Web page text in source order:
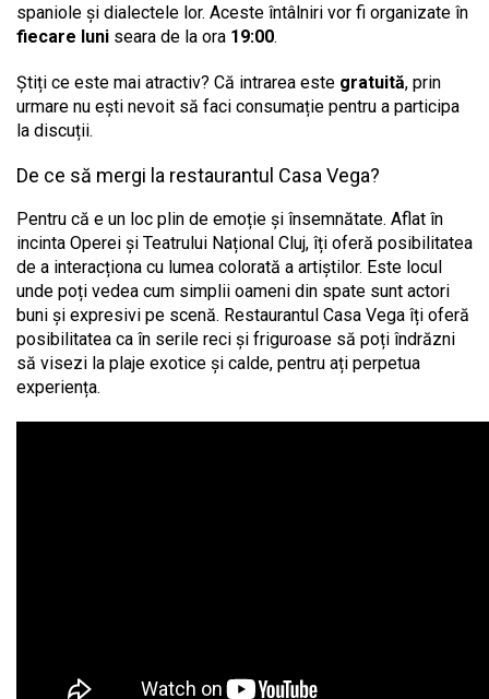
spaniole și dialectele lor. Aceste întâlniri vor fi organizate în
fiecare luni seara de la ora 19:00.
Știți ce este mai atractiv? Că intrarea este gratuită, prin
urmare nu ești nevoit să faci consumație pentru a participa
la discuții.
De ce să mergi la restaurantul Casa Vega?
Pentru că e un loc plin de emoție și însemnătate. Aflat în
incinta Operei și Teatrului Național Cluj, îți oferă posibilitatea
de a interacționa cu lumea colorată a artiștilor. Este locul
unde poți vedea cum simplii oameni din spate sunt actori
buni și expresivi pe scenă. Restaurantul Casa Vega îți oferă
posibilitatea ca în serile reci și friguroase să poți îndrăzni
să visezi la plaje exotice și calde, pentru ați perpetua
experiența.